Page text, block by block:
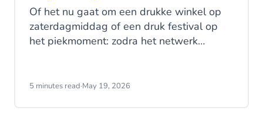
Of het nu gaat om een drukke winkel op
zaterdagmiddag of een druk festival op
het piekmoment: zodra het netwerk
stoppen. Wat nu?
5 minutes read·May 19, 2026